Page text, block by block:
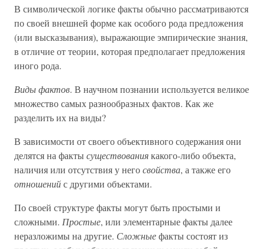
В символической логике факты обычно рассматриваются
по своей внешней форме как особого рода предложения
(или высказывания), выражающие эмпирические знания,
в отличие от теории, которая предполагает предложения
иного рода.
Виды фактов. В научном познании используется великое
множество самых разнообразных фактов. Как же
разделить их на виды?
В зависимости от своего объективного содержания они
делятся на фактысуществованиякакого-либо объекта,
наличия или отсутствия у негосвойства, а также его
отношенийс другими объектами.
По своей структуре факты могут быть простыми и
сложными. Простые, или элементарные факты далее
неразложимы на другие. Сложныефакты состоят из